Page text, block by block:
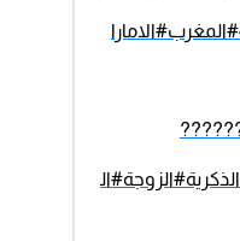
#المغرب#الامارا
#الزوجة#ال